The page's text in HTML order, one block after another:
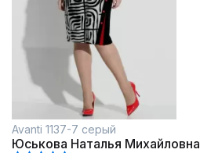
Avanti 1137-7 серый
Юськова Наталья Михайловна